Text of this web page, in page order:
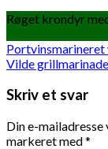
Røget krondyr
Vilde
Skriv et svar
Din e-
markeret med*